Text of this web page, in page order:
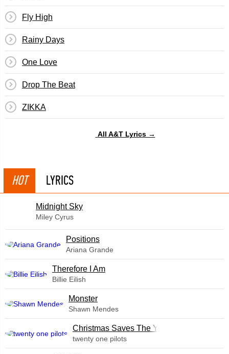
Fly High
Rainy Days
One Love
Drop The Beat
ZIKKA
All A&T Lyrics →
HOT LYRICS
Midnight Sky
Miley Cyrus
​Positions
Ariana Grande
Therefore I Am
Billie Eilish
Monster
Shawn Mendes
Christmas Saves The Year
twenty one pilots